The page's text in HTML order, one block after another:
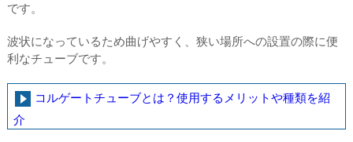
です。
波状になっているため曲げやすく、狭い場所への設置の際に便
利なチューブです。
コルゲートチューブとは？使用するメリットや種類を紹
介